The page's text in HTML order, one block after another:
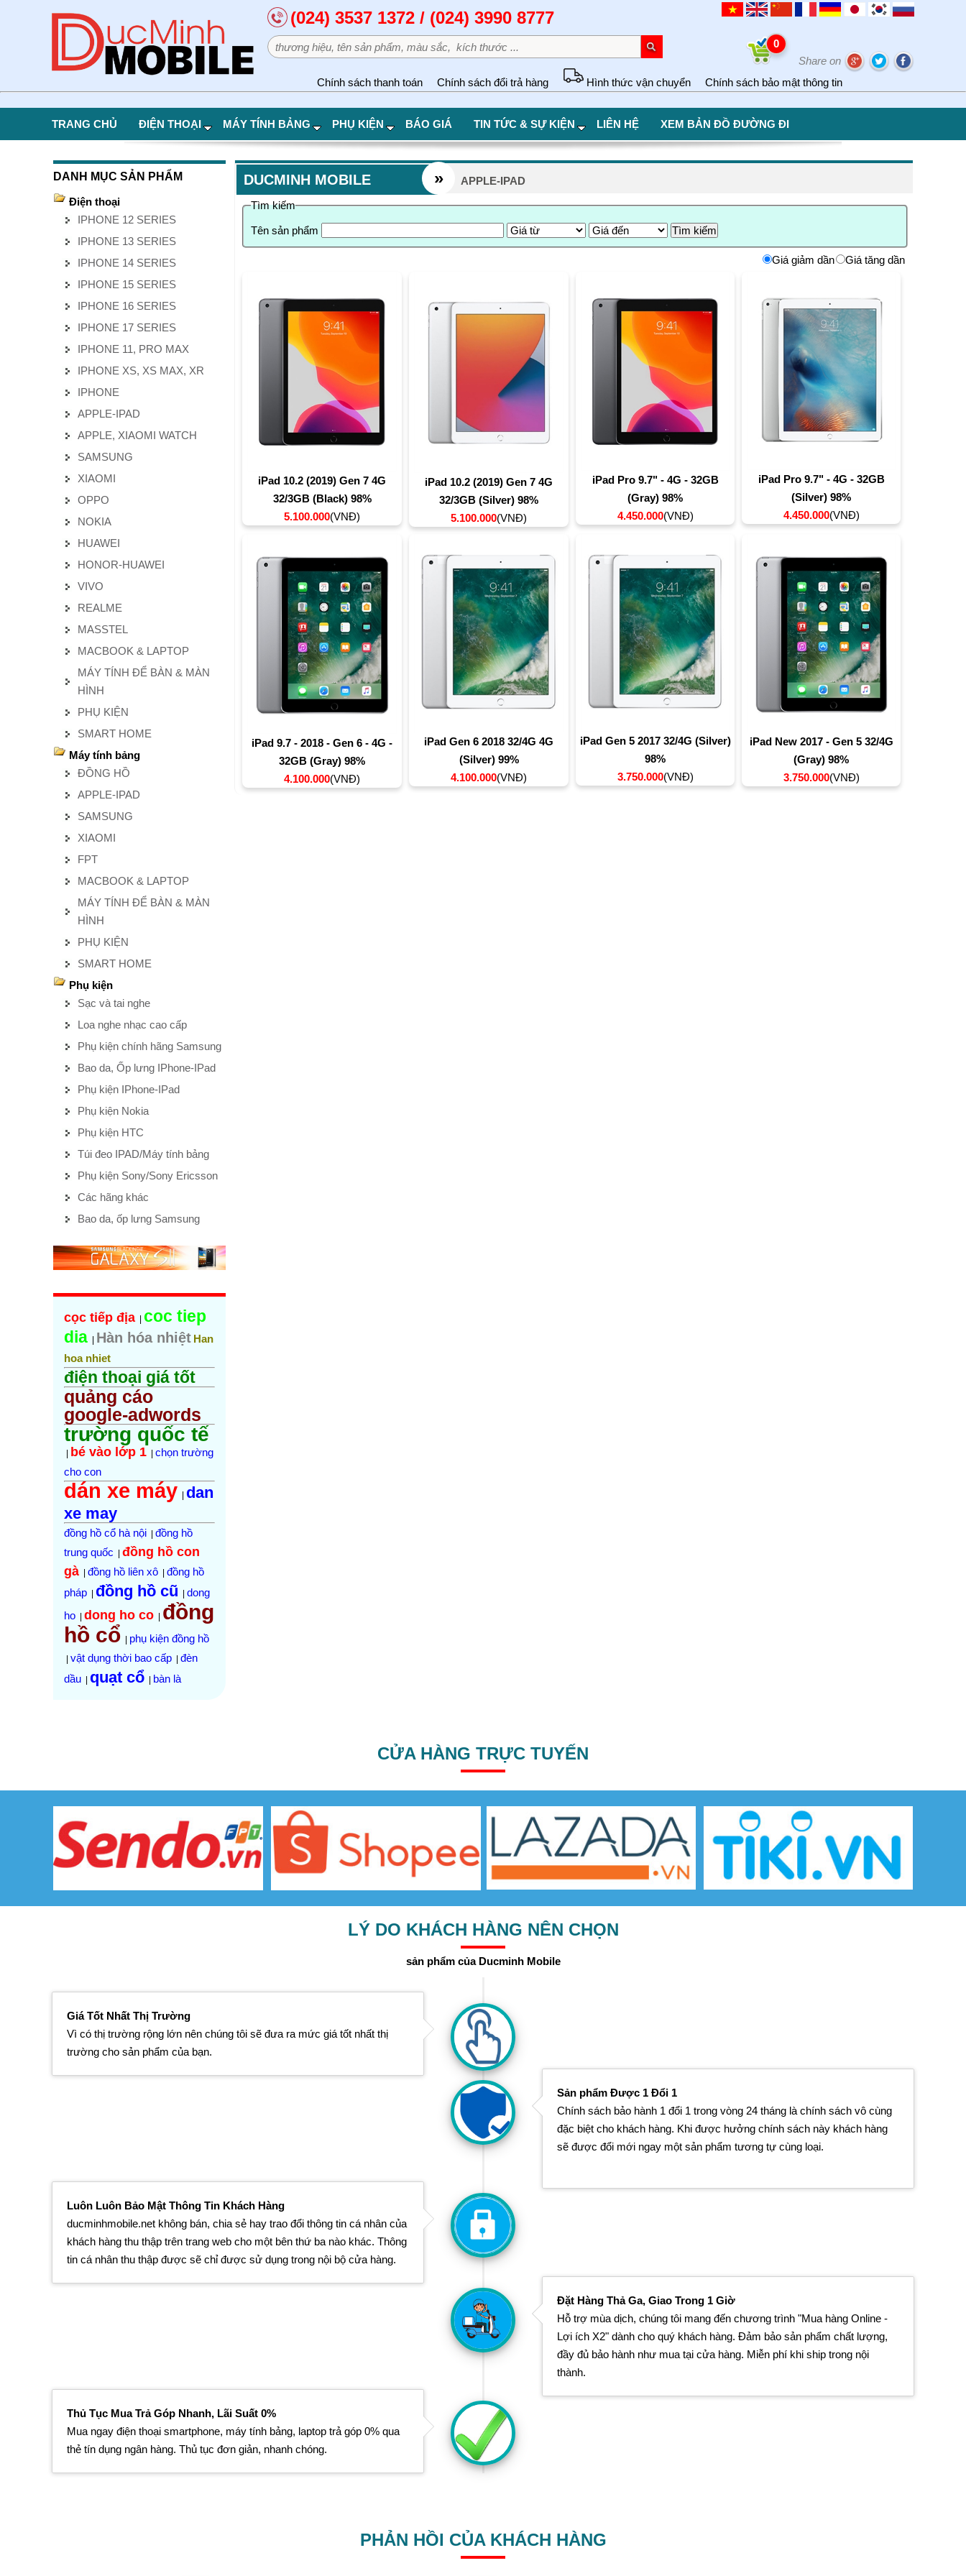
(024) 3537 1372 / (024) 3990 8777
0
Share on
Chính sách thanh toán
Chính sách đổi trả hàng Hình thức vận chuyển Chính sách bảo mật thông tin
TRANG CHỦ ĐIỆN THOẠI MÁY TÍNH BẢNG PHỤ KIỆN BÁO GIÁ TIN TỨC & SỰ KIỆN LIÊN HỆ XEM BẢN ĐỒ ĐƯỜNG ĐI
DANH MỤC SẢN PHẨM
Điện thoại
IPHONE 12 SERIES
IPHONE 13 SERIES
IPHONE 14 SERIES
IPHONE 15 SERIES
IPHONE 16 SERIES
IPHONE 17 SERIES
IPHONE 11, PRO MAX
IPHONE XS, XS MAX, XR
IPHONE
APPLE-IPAD
APPLE, XIAOMI WATCH
SAMSUNG
XIAOMI
OPPO
NOKIA
HUAWEI
HONOR-HUAWEI
VIVO
REALME
MASSTEL
MACBOOK & LAPTOP
MÁY TÍNH ĐỂ BÀN & MÀN
HÌNH
PHỤ KIỆN
SMART HOME
Máy tính bảng
ĐỒNG HỒ
APPLE-IPAD
SAMSUNG
XIAOMI
FPT
MACBOOK & LAPTOP
MÁY TÍNH ĐỂ BÀN & MÀN
HÌNH
PHỤ KIỆN
SMART HOME
Phụ kiện
Sạc và tai nghe
Loa nghe nhạc cao cấp
Phụ kiện chính hãng Samsung
Bao da, Ốp lưng IPhone-IPad
Phụ kiện IPhone-IPad
Phụ kiện Nokia
Phụ kiện HTC
Túi đeo IPAD/Máy tính bảng
Phụ kiện Sony/Sony Ericsson
Các hãng khác
Bao da, ốp lưng Samsung
cọc tiếp địa
coc tiep
dia Hàn hóa nhiệt Han
hoa nhiet
điện thoại giá tốt
quảng cáo
google-adwords
trường quốc tế
bé vào lớp 1
chọn trường
cho con
dán xe máy dan
xe may
đồng hồ cổ hà nội
đồng hồ
trung quốc
đồng hồ con
gà
đồng hồ liên xô
đồng hồ
pháp
đồng hồ cũ
dong
ho
dong ho co
đồng
hồ cổ
phụ kiện đồng hồ
vật dụng thời bao cấp
đèn
dầu
quạt cổ bàn là
DUCMINH MOBILE »
APPLE-IPAD
Tìm kiếm
Tên sản phẩm
Giá giảm dần Giá tăng dần
iPad 10.2 (2019) Gen 7 4G
32/3GB (Black) 98%
5.100.000(VNĐ)
iPad 10.2 (2019) Gen 7 4G
32/3GB (Silver) 98%
5.100.000(VNĐ)
iPad Pro 9.7" - 4G - 32GB
(Gray) 98%
4.450.000(VNĐ)
iPad Pro 9.7" - 4G - 32GB
(Silver) 98%
4.450.000(VNĐ)
iPad 9.7 - 2018 - Gen 6 - 4G -
32GB (Gray) 98%
4.100.000(VNĐ)
iPad Gen 6 2018 32/4G 4G
(Silver) 99%
4.100.000(VNĐ)
iPad Gen 5 2017 32/4G (Silver)
98%
3.750.000(VNĐ)
iPad New 2017 - Gen 5 32/4G
(Gray) 98%
3.750.000(VNĐ)
CỬA HÀNG TRỰC TUYẾN
LÝ DO KHÁCH HÀNG NÊN CHỌN
sản phẩm của Ducminh Mobile
Giá Tốt Nhất Thị Trường
Vì có thị trường rộng lớn nên chúng tôi sẽ đưa ra mức giá tốt nhất thị
trường cho sản phẩm của bạn.
Sản phẩm Được 1 Đổi 1
Chính sách bảo hành 1 đổi 1 trong vòng 24 tháng là chính sách vô cùng
đặc biệt cho khách hàng. Khi được hưởng chính sách này khách hàng
sẽ được đổi mới ngay một sản phẩm tương tự cùng loại.
Luôn Luôn Bảo Mật Thông Tin Khách Hàng
ducminhmobile.net không bán, chia sẻ hay trao đổi thông tin cá nhân của
khách hàng thu thập trên trang web cho một bên thứ ba nào khác. Thông
tin cá nhân thu thập được sẽ chỉ được sử dụng trong nội bộ cửa hàng.
Đặt Hàng Thả Ga, Giao Trong 1 Giờ
Hỗ trợ mùa dịch, chúng tôi mang đến chương trình "Mua hàng Online -
Lợi ích X2" dành cho quý khách hàng. Đảm bảo sản phẩm chất lượng,
đầy đủ bảo hành như mua tại cửa hàng. Miễn phí khi ship trong nội
thành.
Thủ Tục Mua Trả Góp Nhanh, Lãi Suất 0%
Mua ngay điện thoại smartphone, máy tính bảng, laptop trả góp 0% qua
thẻ tín dụng ngân hàng. Thủ tục đơn giản, nhanh chóng.
PHẢN HỒI CỦA KHÁCH HÀNG